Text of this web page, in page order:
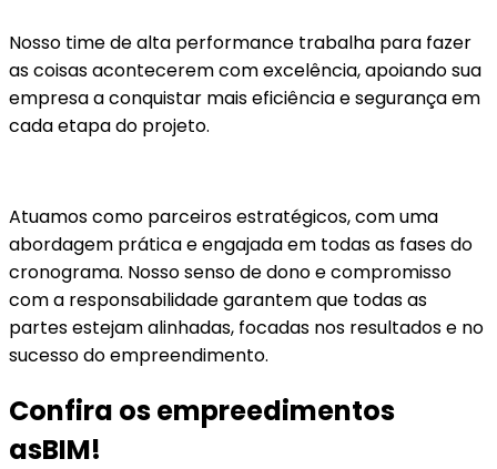
Nosso time de alta performance trabalha para fazer
as coisas acontecerem com excelência, apoiando sua
empresa a conquistar mais eficiência e segurança em
cada etapa do projeto.
Atuamos como parceiros estratégicos, com uma
abordagem prática e engajada em todas as fases do
cronograma. Nosso senso de dono e compromisso
com a responsabilidade garantem que todas as
partes estejam alinhadas, focadas nos resultados e no
sucesso do empreendimento.
Confira os empreedimentos
asBIM!